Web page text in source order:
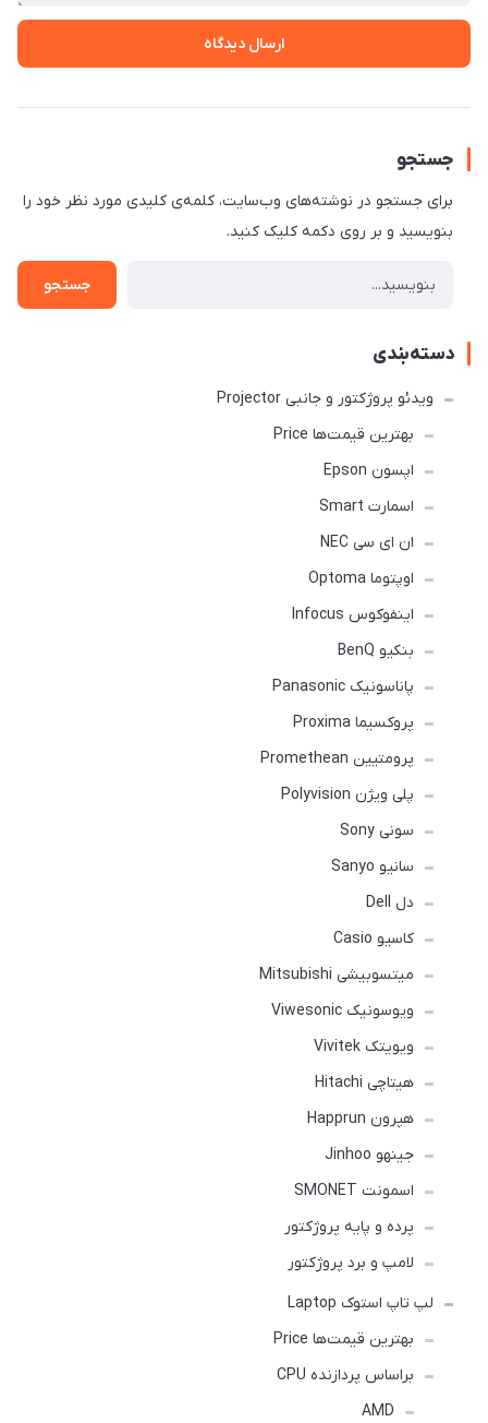
ارسال دیدگاه
جستجو
برای جستجو در نوشته‌های وب‌سایت، کلمه‌ی کلیدی مورد نظر خود را
بنویسید و بر روی دکمه کلیک کنید.
جستجو
دسته‌بندی
ویدئو پروژکتور و جانبی Projector
بهترین قیمت‌ها Price
اپسون Epson
اسمارت Smart
ان ای سی NEC
اوپتوما Optoma
اینفوکوس Infocus
بنکیو BenQ
پاناسونیک Panasonic
پروکسیما Proxima
پرومتیین Promethean
پلی ویژن Polyvision
سونی Sony
سانیو Sanyo
دل Dell
کاسیو Casio
میتسوبیشی Mitsubishi
ویوسونیک Viwesonic
ویویتک Vivitek
هیتاچی Hitachi
هپرون Happrun
جینهو Jinhoo
اسمونت SMONET
پرده و پایه پروژکتور
لامپ و برد پروژکتور
لپ تاپ استوک Laptop
بهترین قیمت‌ها Price
براساس پردازنده CPU
AMD